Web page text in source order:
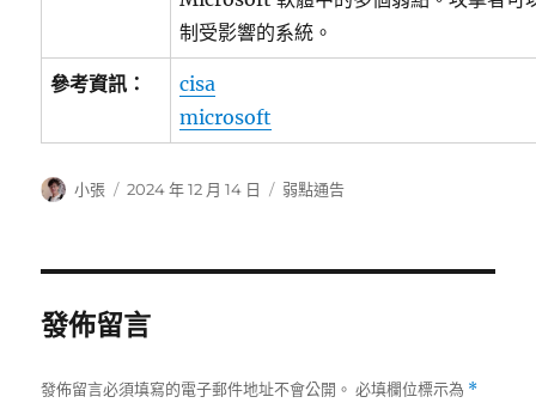
制受影響的系統。
參考資訊：
cisa
microsoft
作
小張
發
2024 年 12 月 14 日
分
弱點通告
發佈留言
發佈留言必須填寫的電子郵件地址不會公開。 必填欄位標示為 *